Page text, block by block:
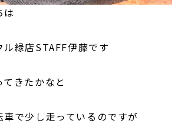
は
ル緑店STAFF伊藤です
きたかなと
で少し走っているのですが